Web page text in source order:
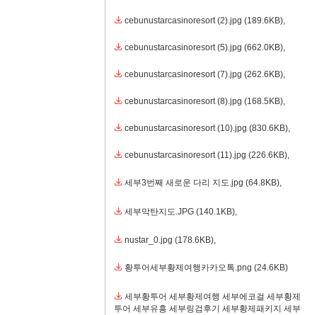
cebunustarcasinoresort (2).jpg (189.6KB),
cebunustarcasinoresort (5).jpg (662.0KB),
cebunustarcasinoresort (7).jpg (262.6KB),
cebunustarcasinoresort (8).jpg (168.5KB),
cebunustarcasinoresort (10).jpg (830.6KB),
cebunustarcasinoresort (11).jpg (226.6KB),
세부3번째 새로운 다리 지도.jpg (64.8KB),
세부막탄지도.JPG (140.1KB),
nustar_0.jpg (178.6KB),
황투어세부황제여행카카오톡.png (24.6KB)
세부황투어 세부황제여행 세부에코걸 세부황제
투어 세부유흥 세부링검후기 세부황제패키지 세부